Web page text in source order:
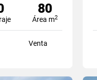
80
Área m2
Venta